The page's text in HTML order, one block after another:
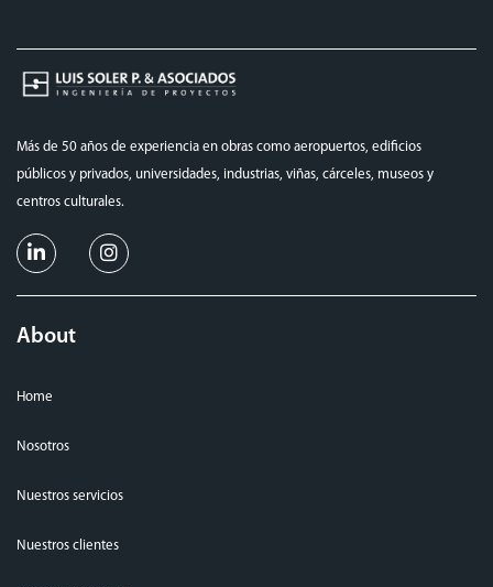
Más de 50 años de experiencia en obras como aeropuertos, edificios
públicos y privados, universidades, industrias, viñas, cárceles, museos y
centros culturales.
About
Home
Nosotros
Nuestros servicios
Nuestros clientes